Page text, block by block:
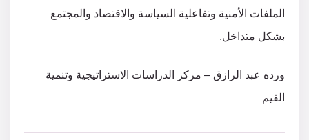
الملفات الأمنية وتفاعلية السياسة والاقتصاد والمجتمع
بشكل متداخل.
ورده عبد الرازق – مركز الدراسات الاستراتيجية وتنمية
القيم